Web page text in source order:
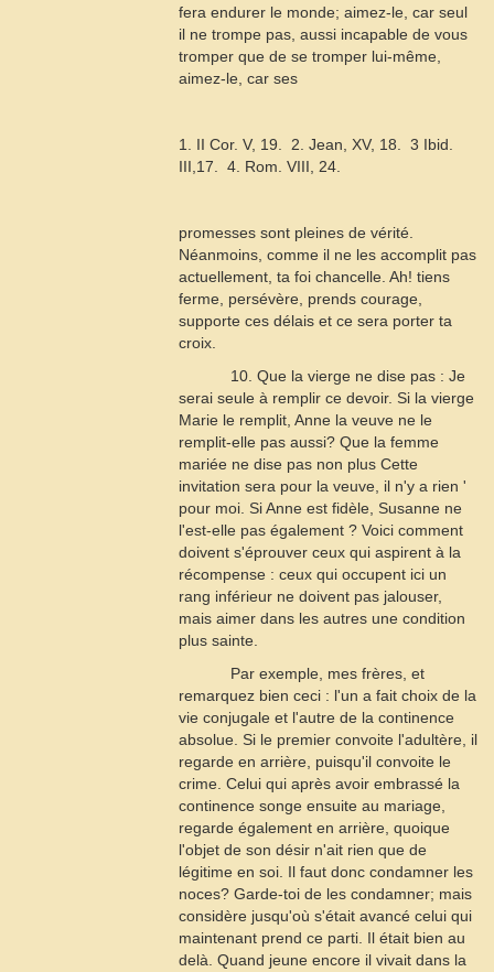
fera endurer le monde; aimez-le, car seul
il ne trompe pas, aussi incapable de vous
tromper que de se tromper lui-même,
aimez-le, car ses
1. II Cor. V, 19.  2. Jean, XV, 18.  3 Ibid.
III,17.  4. Rom. VIII, 24.
promesses sont pleines de vérité.
Néanmoins, comme il ne les accomplit pas
actuellement, ta foi chancelle. Ah! tiens
ferme, persévère, prends courage,
supporte ces délais et ce sera porter ta
croix.
10. Que la vierge ne dise pas : Je
serai seule à remplir ce devoir. Si la vierge
Marie le remplit, Anne la veuve ne le
remplit-elle pas aussi? Que la femme
mariée ne dise pas non plus Cette
invitation sera pour la veuve, il n'y a rien '
pour moi. Si Anne est fidèle, Susanne ne
l'est-elle pas également ? Voici comment
doivent s'éprouver ceux qui aspirent à la
récompense : ceux qui occupent ici un
rang inférieur ne doivent pas jalouser,
mais aimer dans les autres une condition
plus sainte.
Par exemple, mes frères, et
remarquez bien ceci : l'un a fait choix de la
vie conjugale et l'autre de la continence
absolue. Si le premier convoite l'adultère, il
regarde en arrière, puisqu'il convoite le
crime. Celui qui après avoir embrassé la
continence songe ensuite au mariage,
regarde également en arrière, quoique
l'objet de son désir n'ait rien que de
légitime en soi. Il faut donc condamner les
noces? Garde-toi de les condamner; mais
considère jusqu'où s'était avancé celui qui
maintenant prend ce parti. Il était bien au
delà. Quand jeune encore il vivait dans la